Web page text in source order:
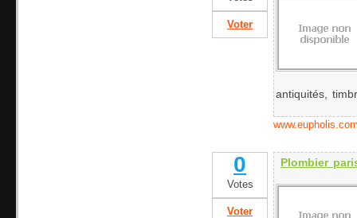
Voter
antiquités,
0
Votes
Voter
Plombier